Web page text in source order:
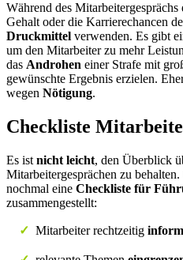
Während des
Gehalt oder die Karrierechancen
Druckmittel verwenden. Es gibt
um den Mitarbeiter zu mehr
das Androhen einer Strafe mit
gewünschte Ergebnis erzielen.
wegen Nötigung.
Checkliste
Es ist nicht leicht, den Überblick
Mitarbeitergesprächen zu
nochmal eine Checkliste für
zusammengestellt:
✓ Mitarbeiter rechtzeitig